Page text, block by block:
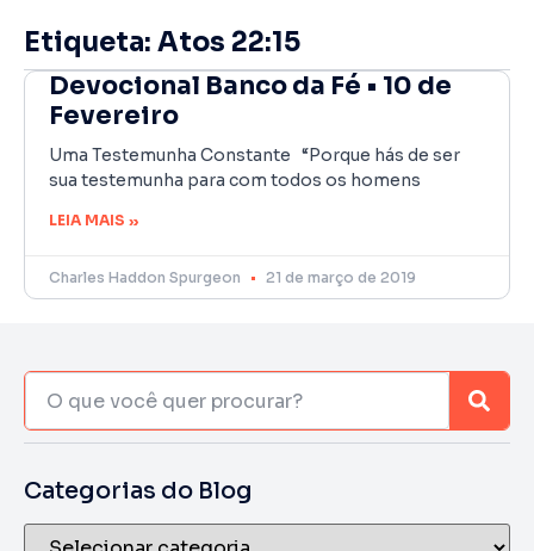
Etiqueta: Atos 22:15
Devocional Banco da Fé • 10 de
Fevereiro
Uma Testemunha Constante “Porque hás de ser
sua testemunha para com todos os homens
LEIA MAIS »
Charles Haddon Spurgeon 21 de março de 2019
Categorias do Blog